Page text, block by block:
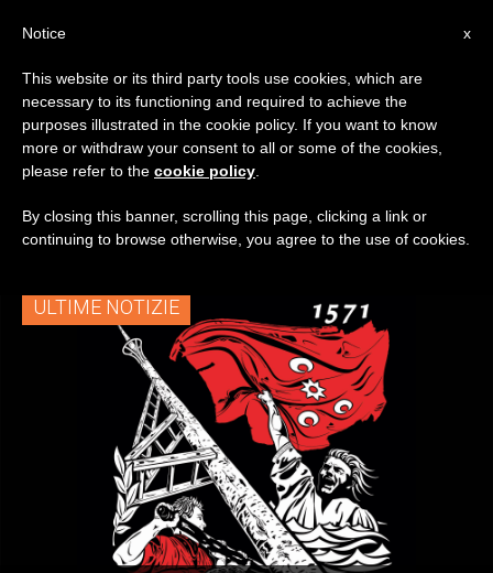
TAG
Posts Tagged
‘battaglia Di Lepanto’
ULTIME NOTIZIE
x
Notice
This website or its third party tools use cookies, which are
necessary to its functioning and required to achieve the
purposes illustrated in the cookie policy. If you want to know
more or withdraw your consent to all or some of the cookies,
please refer to the cookie policy
By closing this banner, scrolling this page, clicking a link or
continuing to browse otherwise, you agree to the use of cookies.